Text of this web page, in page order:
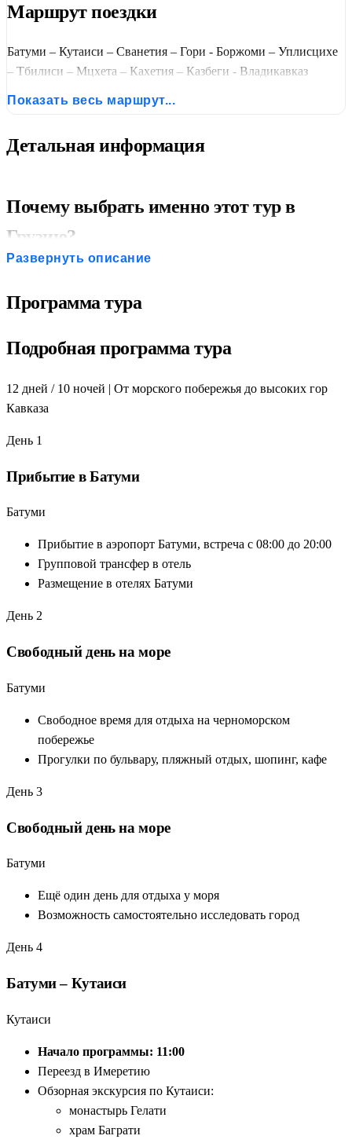
Маршрут поездки
Батуми – Кутаиси – Сванетия – Гори - Боржоми – Уплисцихе
– Тбилиси – Мцхета – Кахетия – Казбеги - Владикавказ
Показать весь маршрут...
Детальная информация
Почему выбрать именно этот тур в
Грузию?
Сванетия в программе:
Полная Грузия:от Батуми до Казбеги — вся страна за
Лодки и канатка:Прометея, Мартвили, Хацвали —
уникальные впечатления
Групповые трансферы:
История и природа:
Завтраки и билеты:
Выезд через Россию: удобно для туристов из регионов
РФ
Развернуть описание
Программа тура
Подробная программа тура
12 дней / 10 ночей | От морского побережья до высоких гор
Кавказа
День 1
Прибытие в Батуми
Батуми
Прибытие в аэропорт Батуми, встреча с 08:00 до 20:00
Групповой трансфер в отель
Размещение в отелях Батуми
День 2
Свободный день на море
Батуми
Свободное время для отдыха на черноморском
побережье
Прогулки по бульвару, пляжный отдых, шопинг, кафе
День 3
Свободный день на море
Батуми
Ещё один день для отдыха у моря
Возможность самостоятельно исследовать город
День 4
Батуми – Кутаиси
Кутаиси
Начало программы: 11:00
Переезд в Имеретию
Обзорная экскурсия по Кутаиси:
монастырь Гелати
храм Баграти